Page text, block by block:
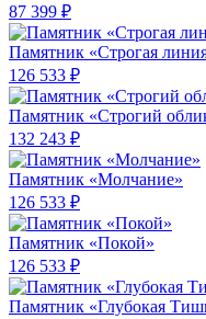
87 399 ₽
Памятник «Строгая
126 533 ₽
Памятник «Строгий
132 243 ₽
Памятник «Молчание»
126 533 ₽
Памятник «Покой»
126 533 ₽
Памятник «Глубокая